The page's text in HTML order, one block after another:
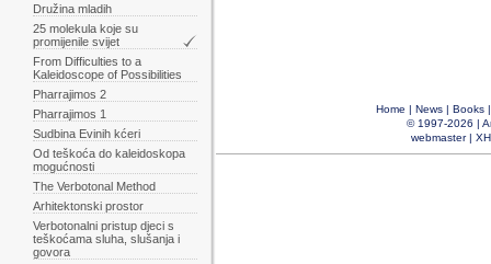
Družina mladih
25 molekula koje su
promijenile svijet
From Difficulties to a
Kaleidoscope of Possibilities
Pharrajimos 2
Pharrajimos 1
Sudbina Evinih kćeri
Od teškoća do kaleidoskopa
mogućnosti
The Verbotonal Method
Arhitektonski prostor
Verbotonalni pristup djeci s
teškoćama sluha, slušanja i
govora
Home | News| Books
© 1997-2026 |
webmaster|